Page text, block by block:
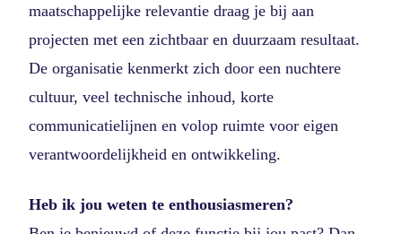
maatschappelijke relevantie draag je bij aan
projecten met een zichtbaar en duurzaam resultaat.
De organisatie kenmerkt zich door een nuchtere
cultuur, veel technische inhoud, korte
communicatielijnen en volop ruimte voor eigen
verantwoordelijkheid en ontwikkeling.
Heb ik jou weten te enthousiasmeren?